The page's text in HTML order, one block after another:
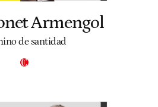
Armengol
de santidad